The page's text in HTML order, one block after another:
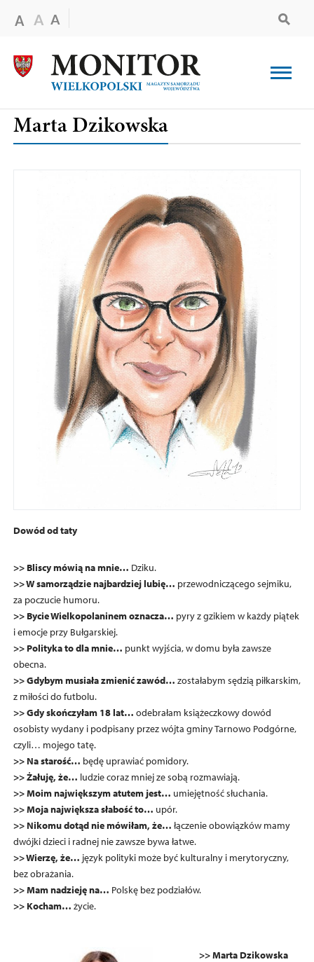
Marta Dzikowska
Dowód od taty
>> Bliscy mówią na mnie… Dziku.
>> W samorządzie najbardziej lubię… przewodniczącego sejmiku,
za poczucie humoru.
>> Bycie Wielkopolaninem oznacza… pyry z gzikiem w każdy piątek
i emocje przy Bułgarskiej.
>> Polityka to dla mnie… punkt wyjścia, w domu była zawsze
obecna.
>> Gdybym musiała zmienić zawód… zostałabym sędzią piłkarskim,
z miłości do futbolu.
>> Gdy skończyłam 18 lat… odebrałam książeczkowy dowód
osobisty wydany i podpisany przez wójta gminy Tarnowo Podgórne,
czyli… mojego tatę.
>> Na starość… będę uprawiać pomidory.
>> Żałuję, że… ludzie coraz mniej ze sobą rozmawiają.
>> Moim największym atutem jest… umiejętność słuchania.
>> Moja największa słabość to… upór.
>> Nikomu dotąd nie mówiłam, że… łączenie obowiązków mamy
dwójki dzieci i radnej nie zawsze bywa łatwe.
>> Wierzę, że… język polityki może być kulturalny i merytoryczny,
bez obrażania.
>> Mam nadzieję na… Polskę bez podziałów.
>> Kocham… życie.
>> Marta Dzikowska